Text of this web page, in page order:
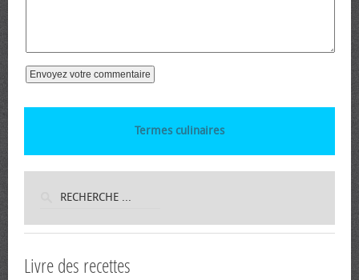
Termes culinaires
Livre des recettes